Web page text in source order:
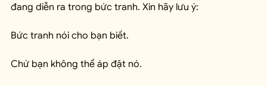
đang diễn ra trong bức tranh. Xin hãy lưu ý:
Bức tranh nói cho bạn biết.
Chứ bạn không thể áp đặt nó.